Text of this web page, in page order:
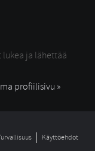
ja lähettää
profiilisivu »
Käyttöehdot